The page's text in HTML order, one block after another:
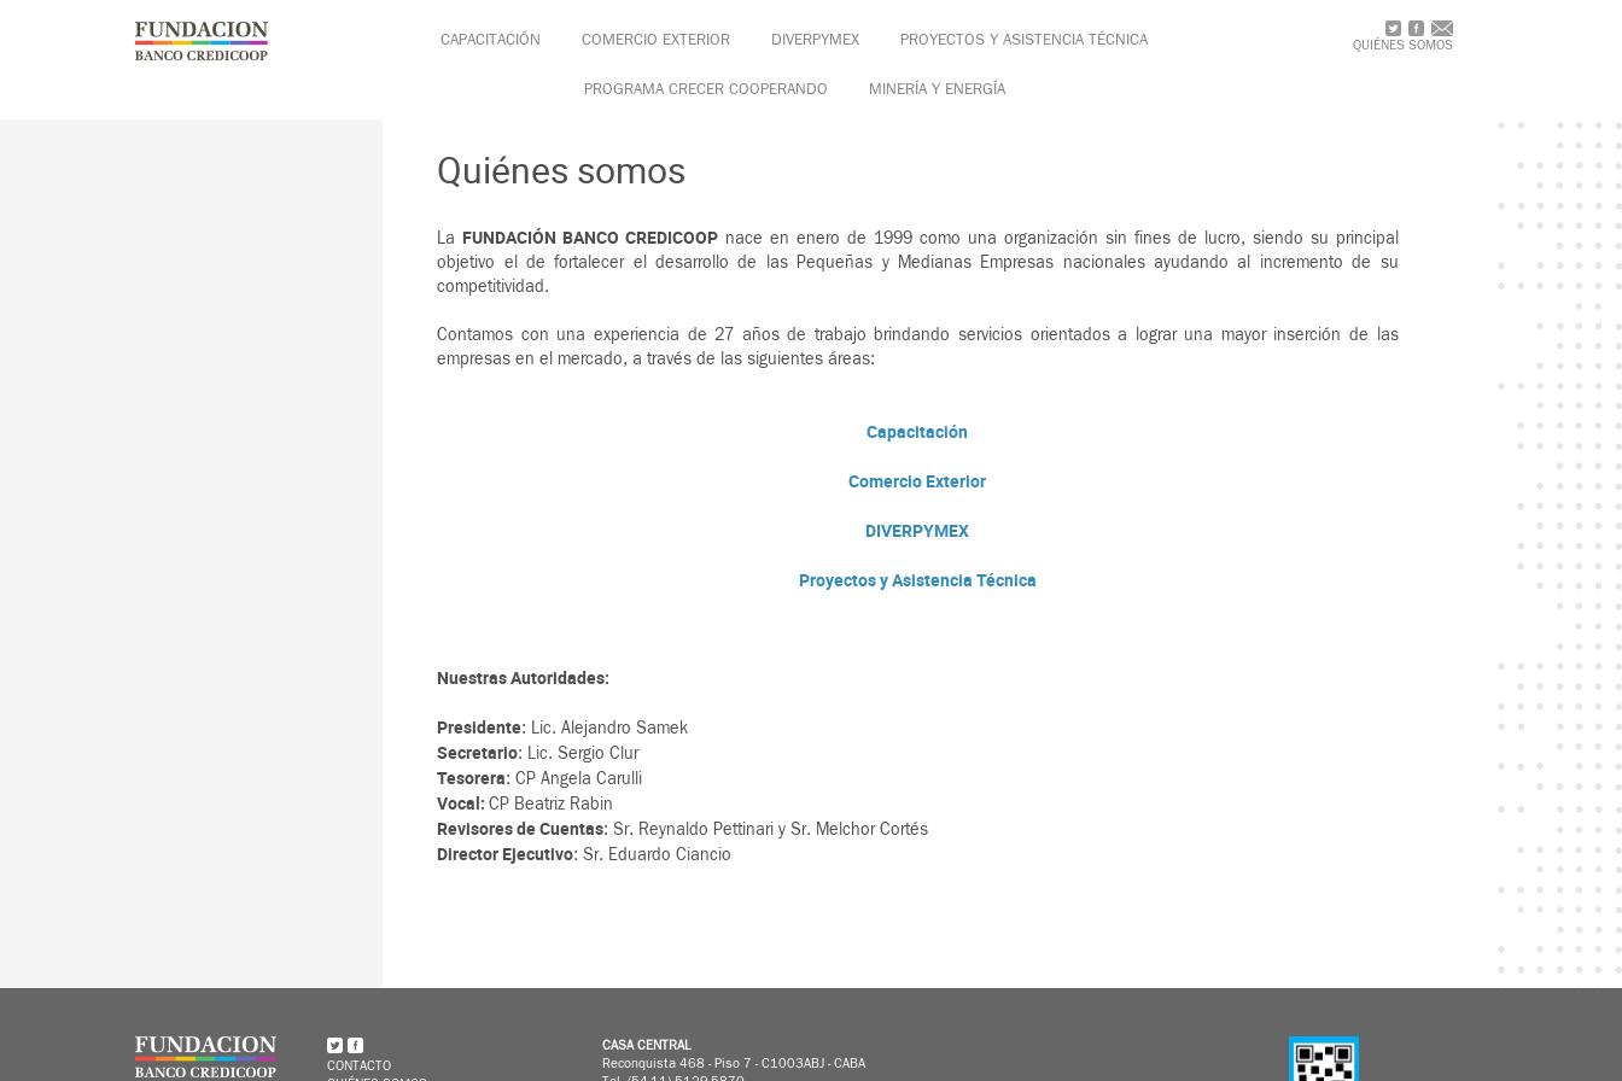
CAPACITACIÓN COMERCIO EXTERIOR DIVERPYMEX PROYECTOS Y ASISTENCIA TÉCNICA
PROGRAMA CRECER COOPERANDO MINERÍA Y ENERGÍA
QUIÉNES SOMOS
Quiénes somos
La FUNDACIÓN BANCO CREDICOOP nace en enero de 1999 como una organización sin fines de lucro, siendo su principal
objetivo el de fortalecer el desarrollo de las Pequeñas y Medianas Empresas nacionales ayudando al incremento de su
competitividad.
Contamos con una experiencia de 27 años de trabajo brindando servicios orientados a lograr una mayor inserción de las
empresas en el mercado, a través de las siguientes áreas:
Capacitación
Comercio Exterior
DIVERPYMEX
Proyectos y Asistencia Técnica
Nuestras Autoridades:
Presidente: Lic. Alejandro Samek
Secretario: Lic. Sergio Clur
Tesorera: CP Angela Carulli
Vocal:CP Beatriz Rabin
Revisores de Cuentas: Sr. Reynaldo Pettinari y Sr. Melchor Cortés
Director Ejecutivo: Sr. Eduardo Ciancio
CONTACTO
CASA CENTRAL
Reconquista 468 - Piso 7 - C1003ABJ - CABA